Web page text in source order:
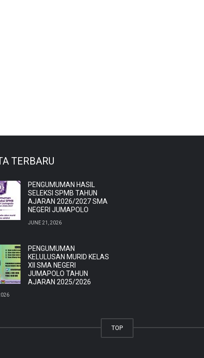
TERBARU
PENGUMUMAN HASIL
SELEKSI SPMB TAHUN
AJARAN 2026/2027 SMA
NEGERI JUMAPOLO
JUNE 21, 2026
PENGUMUMAN
KELULUSAN MURID KELAS
XII SMA NEGERI
JUMAPOLO TAHUN
AJARAN 2025/2026
TOP